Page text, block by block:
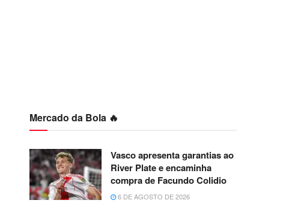
Mercado da Bola 🔥
Vasco apresenta garantias ao
River Plate e encaminha
compra de Facundo Colidio
6 DE AGOSTO DE 2026